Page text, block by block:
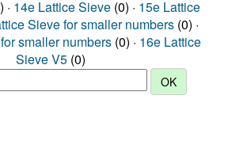
14e Lattice Sieve (0) · 15e Lattice
Sieve for smaller numbers (0) ·
smaller numbers (0) · 16e Lattice
Sieve V5 (0)